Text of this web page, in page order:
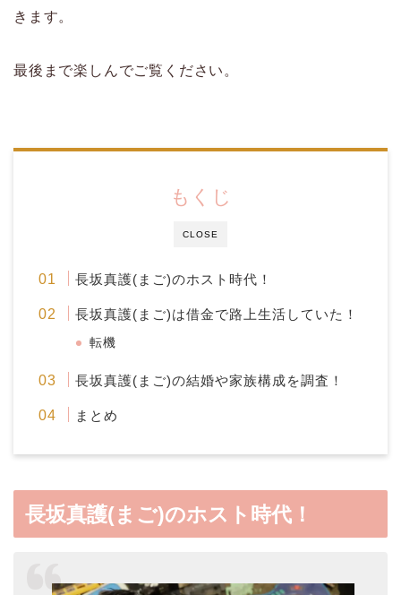
きます。
最後まで楽しんでご覧ください。
CLOSE
もくじ
長坂真護(まご)のホスト時代！
長坂真護(まご)は借金で路上生活していた！
転機
長坂真護(まご)の結婚や家族構成を調査！
まとめ
長坂真護(まご)のホスト時代！